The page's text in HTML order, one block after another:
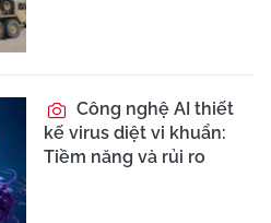
Công nghệ AI thiết
kế virus diệt vi khuẩn:
Tiềm năng và rủi ro